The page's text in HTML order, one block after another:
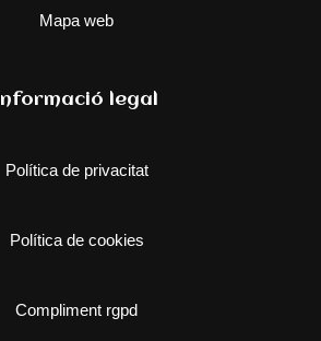
Mapa web
Informació legal
Política de privacitat
Política de cookies
Compliment rgpd